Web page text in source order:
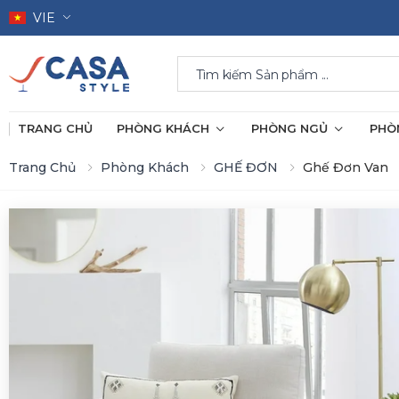
VIE
Search
TRANG CHỦ PHÒNG KHÁCH PHÒNG NGỦ
Trang Chủ Phòng Khách GHẾ ĐƠN Ghế Đơn Van